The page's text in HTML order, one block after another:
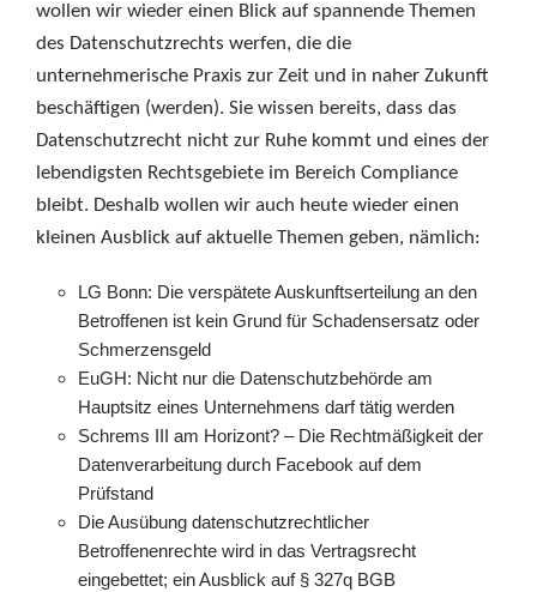
wollen wir wieder einen Blick auf spannende Themen
des Datenschutzrechts werfen, die die
unternehmerische Praxis zur Zeit und in naher Zukunft
beschäftigen (werden). Sie wissen bereits, dass das
Datenschutzrecht nicht zur Ruhe kommt und eines der
lebendigsten Rechtsgebiete im Bereich Compliance
bleibt. Deshalb wollen wir auch heute wieder einen
kleinen Ausblick auf aktuelle Themen geben, nämlich:
LG Bonn: Die verspätete Auskunftserteilung an den
Betroffenen ist kein Grund für Schadensersatz oder
Schmerzensgeld
EuGH: Nicht nur die Datenschutzbehörde am
Hauptsitz eines Unternehmens darf tätig werden
Schrems III am Horizont? – Die Rechtmäßigkeit der
Datenverarbeitung durch Facebook auf dem
Prüfstand
Die Ausübung datenschutzrechtlicher
Betroffenenrechte wird in das Vertragsrecht
eingebettet; ein Ausblick auf § 327q BGB